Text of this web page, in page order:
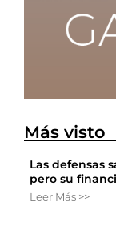
Más visto
Las defensas
pero su
Leer Más >>